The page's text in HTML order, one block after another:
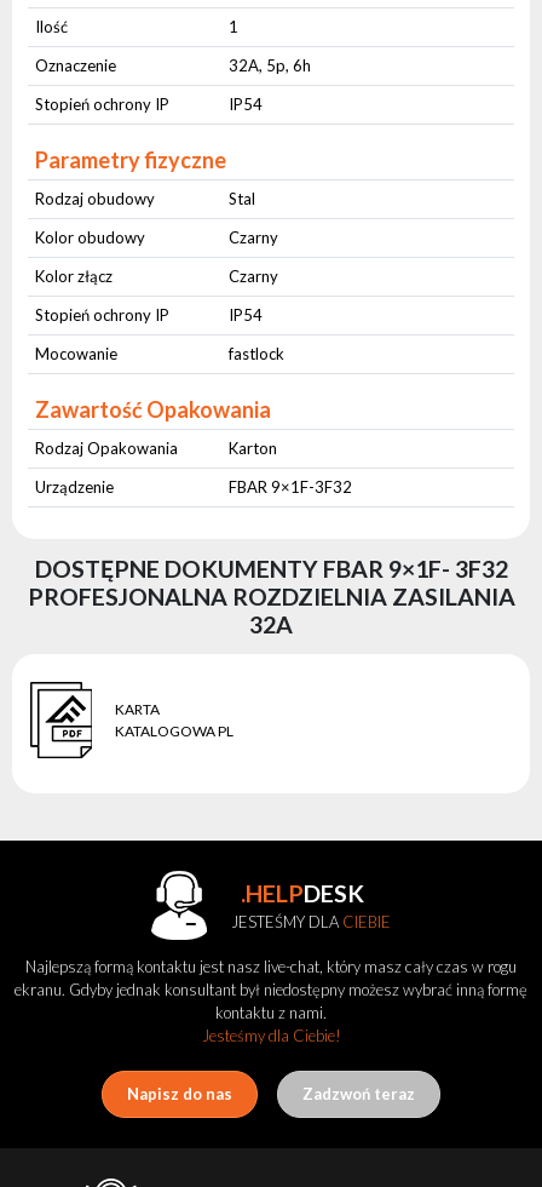
Ilość
1
Oznaczenie
32A, 5p, 6h
Stopień ochrony IP
IP54
Parametry fizyczne
Rodzaj obudowy
Stal
Kolor obudowy
Czarny
Kolor złącz
Czarny
Stopień ochrony IP
IP54
Mocowanie
fastlock
Zawartość Opakowania
Rodzaj Opakowania
Karton
Urządzenie
FBAR 9×1F-3F32
DOSTĘPNE DOKUMENTY FBAR 9×1F- 3F32
PROFESJONALNA ROZDZIELNIA ZASILANIA
32A
KARTA
KATALOGOWA PL
.HELPDESK
JESTEŚMY DLACIEBIE
Najlepszą formą kontaktu jest nasz live-chat, który masz cały czas w rogu
ekranu. Gdyby jednak konsultant był niedostępny możesz wybrać inną formę
kontaktu z nami.
Jesteśmy dla Ciebie!
Napisz do nas Zadzwoń teraz